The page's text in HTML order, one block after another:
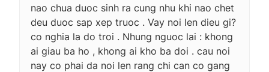
nao chua duoc sinh ra cung nhu khi nao chet
deu duoc sap xep truoc . Vay noi len dieu gi?
co nghia la do troi . Nhung nguoc lai : khong
ai giau ba ho , khong ai kho ba doi . cau noi
nay co phai da noi len rang chi can co gang